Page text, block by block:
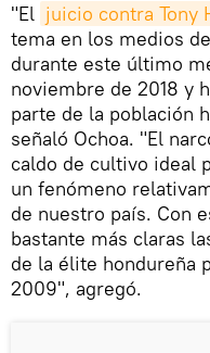
"El juicio contra Tony
tema en los medios
durante este último
noviembre de 2018 y
parte de la población
señaló Ochoa. "El
caldo de cultivo ideal
un fenómeno
de nuestro país. Con
bastante más claras
de la élite hondureña
2009", agregó.